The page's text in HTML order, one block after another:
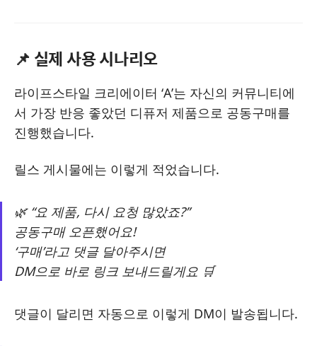
📌 실제 사용 시나리오
라이프스타일 크리에이터 ‘A’는 자신의 커뮤니티에
서 가장 반응 좋았던 디퓨저 제품으로 공동구매를
진행했습니다.
릴스 게시물에는 이렇게 적었습니다.
🌿 “요 제품, 다시 요청 많았죠?”
공동구매 오픈했어요!
‘구매’라고 댓글 달아주시면
DM으로 바로 링크 보내드릴게요 🛒
댓글이 달리면 자동으로 이렇게 DM이 발송됩니다.